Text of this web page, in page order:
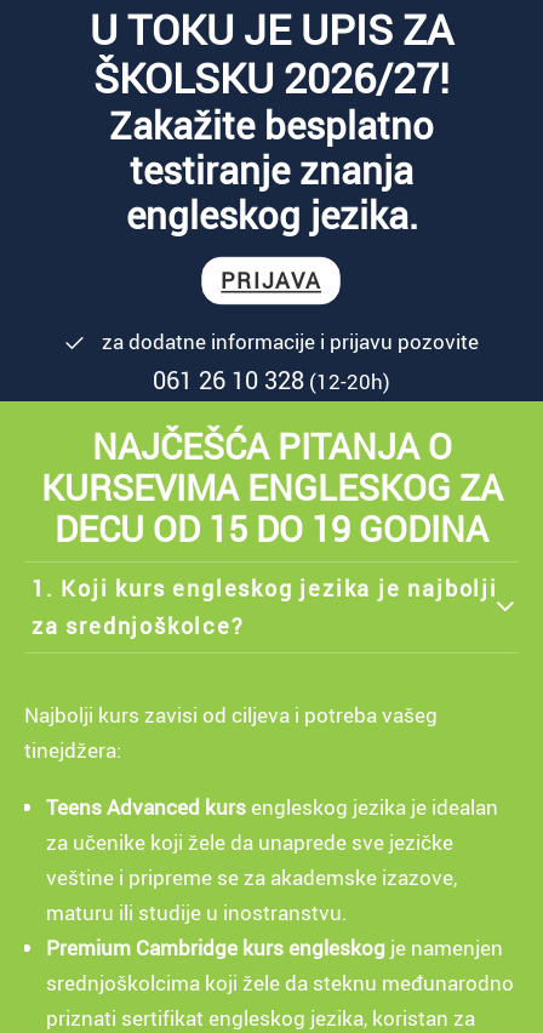
U TOKU JE UPIS ZA
ŠKOLSKU 2026/27!
Zakažite besplatno
testiranje znanja
engleskog jezika.
PRIJAVA
za dodatne informacije i prijavu pozovite
061 26 10 328 (12-20h)
NAJČEŠĆA PITANJA O
KURSEVIMA ENGLESKOG ZA
DECU OD 15 DO 19 GODINA
1. Koji kurs engleskog jezika je najbolji
za srednjoškolce?
Najbolji kurs zavisi od ciljeva i potreba vašeg
tinejdžera:
Teens Advanced kursengleskog jezika je idealan
za učenike koji žele da unaprede sve jezičke
veštine i pripreme se za akademske izazove,
maturu ili studije u inostranstvu.
Premium Cambridge kurs engleskog je namenjen
srednjoškolcima koji žele da steknu međunarodno
priznati sertifikat engleskog jezika, koristan za